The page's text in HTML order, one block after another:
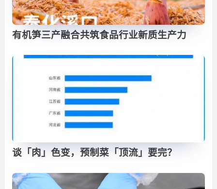
有机笋三产融合共筑食品行业新质生产力
谈「肉」色变，预制菜「顶流」要完？